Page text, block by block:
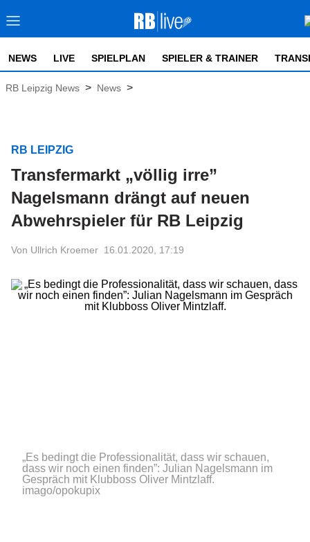
NEWS LIVE SPIELPLAN SPIELER & TRAINER
RB Leipzig News > News >
RB LEIPZIG
Transfermarkt „völlig irre”
Nagelsmann drängt auf neuen
Abwehrspieler für RB Leipzig
Von Ullrich Kroemer 16.01.2020, 17:19
„Es bedingt die Professionalität, dass wir schauen,
dass wir noch einen finden”: Julian Nagelsmann im
Gespräch mit Klubboss Oliver Mintzlaff.
imago/opokupix